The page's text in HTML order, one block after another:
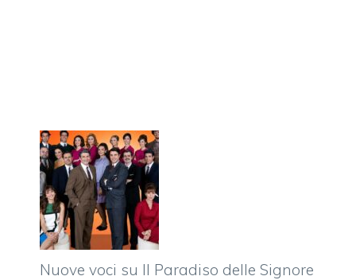
Nuove voci su Il Paradiso delle Signore